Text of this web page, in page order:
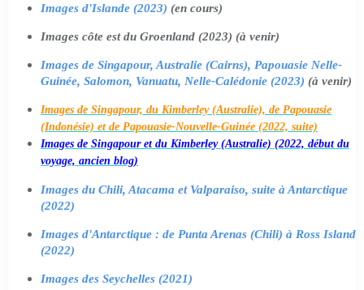
Images d'Islande (2023) (en cours)
Images côte est du Groenland (2023) (à venir)
Images de Singapour, Australie (Cairns), Papouasie Nelle-
Guinée, Salomon, Vanuatu, Nelle-Calédonie (2023) (à venir)
Images de Singapour, du Kimberley (Australie), de Papouasie
(Indonésie) et de Papouasie-Nouvelle-Guinée (2022, suite)
Images de Singapour et du Kimberley (Australie) (2022, début du
voyage, ancien blog)
Images du Chili, Atacama et Valparaiso, suite à Antarctique
(2022)
Images d'Antarctique : de Punta Arenas (Chili) à Ross Island
(2022)
Images des Seychelles (2021)